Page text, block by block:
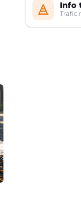
Info
Trafic